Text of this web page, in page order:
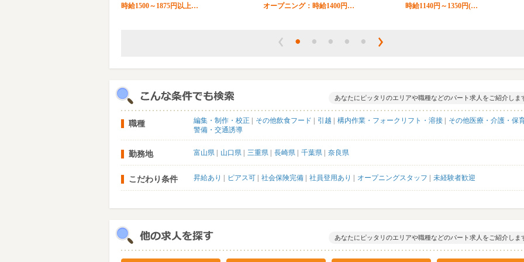
時給1500～1875円以上…
オープニング：時給1400円…
時給1140円～1350円(…
あなたにピッタリのエリアや職種などのパート求人をご紹介しま
職種 編集・制作・校正 その他飲食フード 引越 構内作業・フォークリフト・溶接
その他医療・介護・保
警備・交通誘導
勤務地 富山県 山口県 三重県 長崎県 千葉県 奈良県
こだわり条件 昇給あり ピアス可 社会保険完備 社員登用あり オープニングスタッフ 未経験者歓迎
あなたにピッタリのエリアや職種などのパート求人をご紹介しま